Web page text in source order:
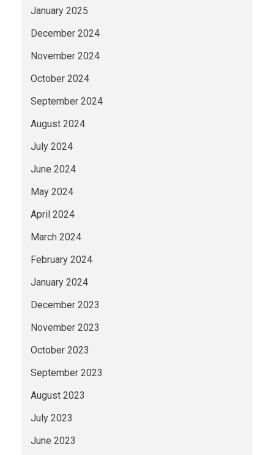
January 2025
December 2024
November 2024
October 2024
September 2024
August 2024
July 2024
June 2024
May 2024
April 2024
March 2024
February 2024
January 2024
December 2023
November 2023
October 2023
September 2023
August 2023
July 2023
June 2023